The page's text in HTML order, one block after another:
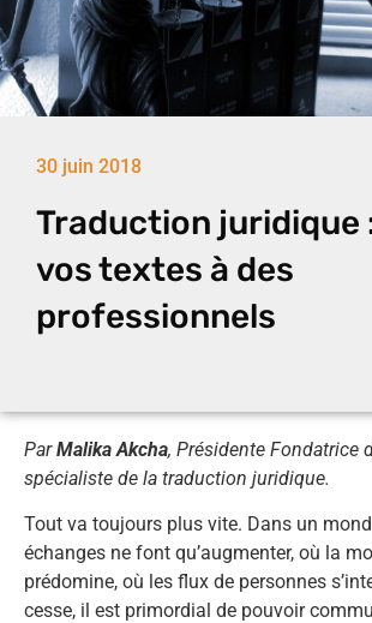
30 juin 2018
Traduction juridique
vos textes à des
professionnels
ParMalika Akcha, Présidente Fondatrice
spécialiste de la traduction juridique.
Tout va toujours plus vite. Dans un
échanges ne font qu’augmenter, où la
prédomine, où les flux de personnes
cesse, il est primordial de pouvoir